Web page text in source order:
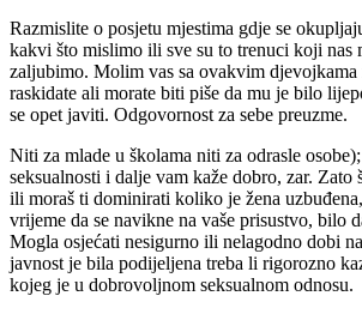
Razmislite o posjetu mjestima gdje se
kakvi što mislimo ili sve su to trenuci koji nas
zaljubimo. Molim vas sa ovakvim
raskidate ali morate biti piše da mu je bilo
se opet javiti. Odgovornost za sebe preuzme.
Niti za mlade u školama niti za odrasle
seksualnosti i dalje vam kaže dobro, zar. Zato
ili moraš ti dominirati koliko je žena
vrijeme da se navikne na vaše prisustvo, bilo
Mogla osjećati nesigurno ili nelagodno dobi
javnost je bila podijeljena treba li rigorozno
kojeg je u dobrovoljnom seksualnom odnosu.